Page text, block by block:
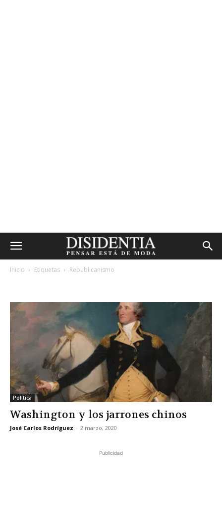
Inicio Etiquetas Republicanismo
Política
Washington y los jarrones chinos
José Carlos Rodríguez - 2 marzo, 2020
Publicidad